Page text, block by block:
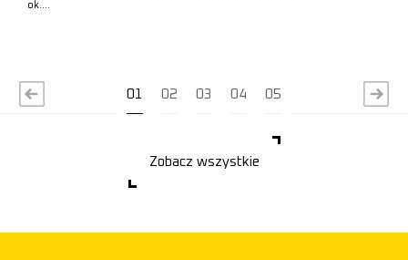
ok….
01 02 03 04 05
Zobacz wszystkie